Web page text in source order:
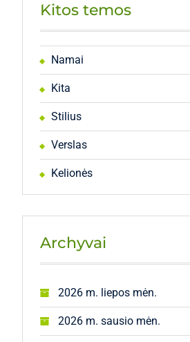
Kitos temos
Namai
Kita
Stilius
Verslas
Kelionės
Archyvai
2026 m. liepos mėn.
2026 m. sausio mėn.